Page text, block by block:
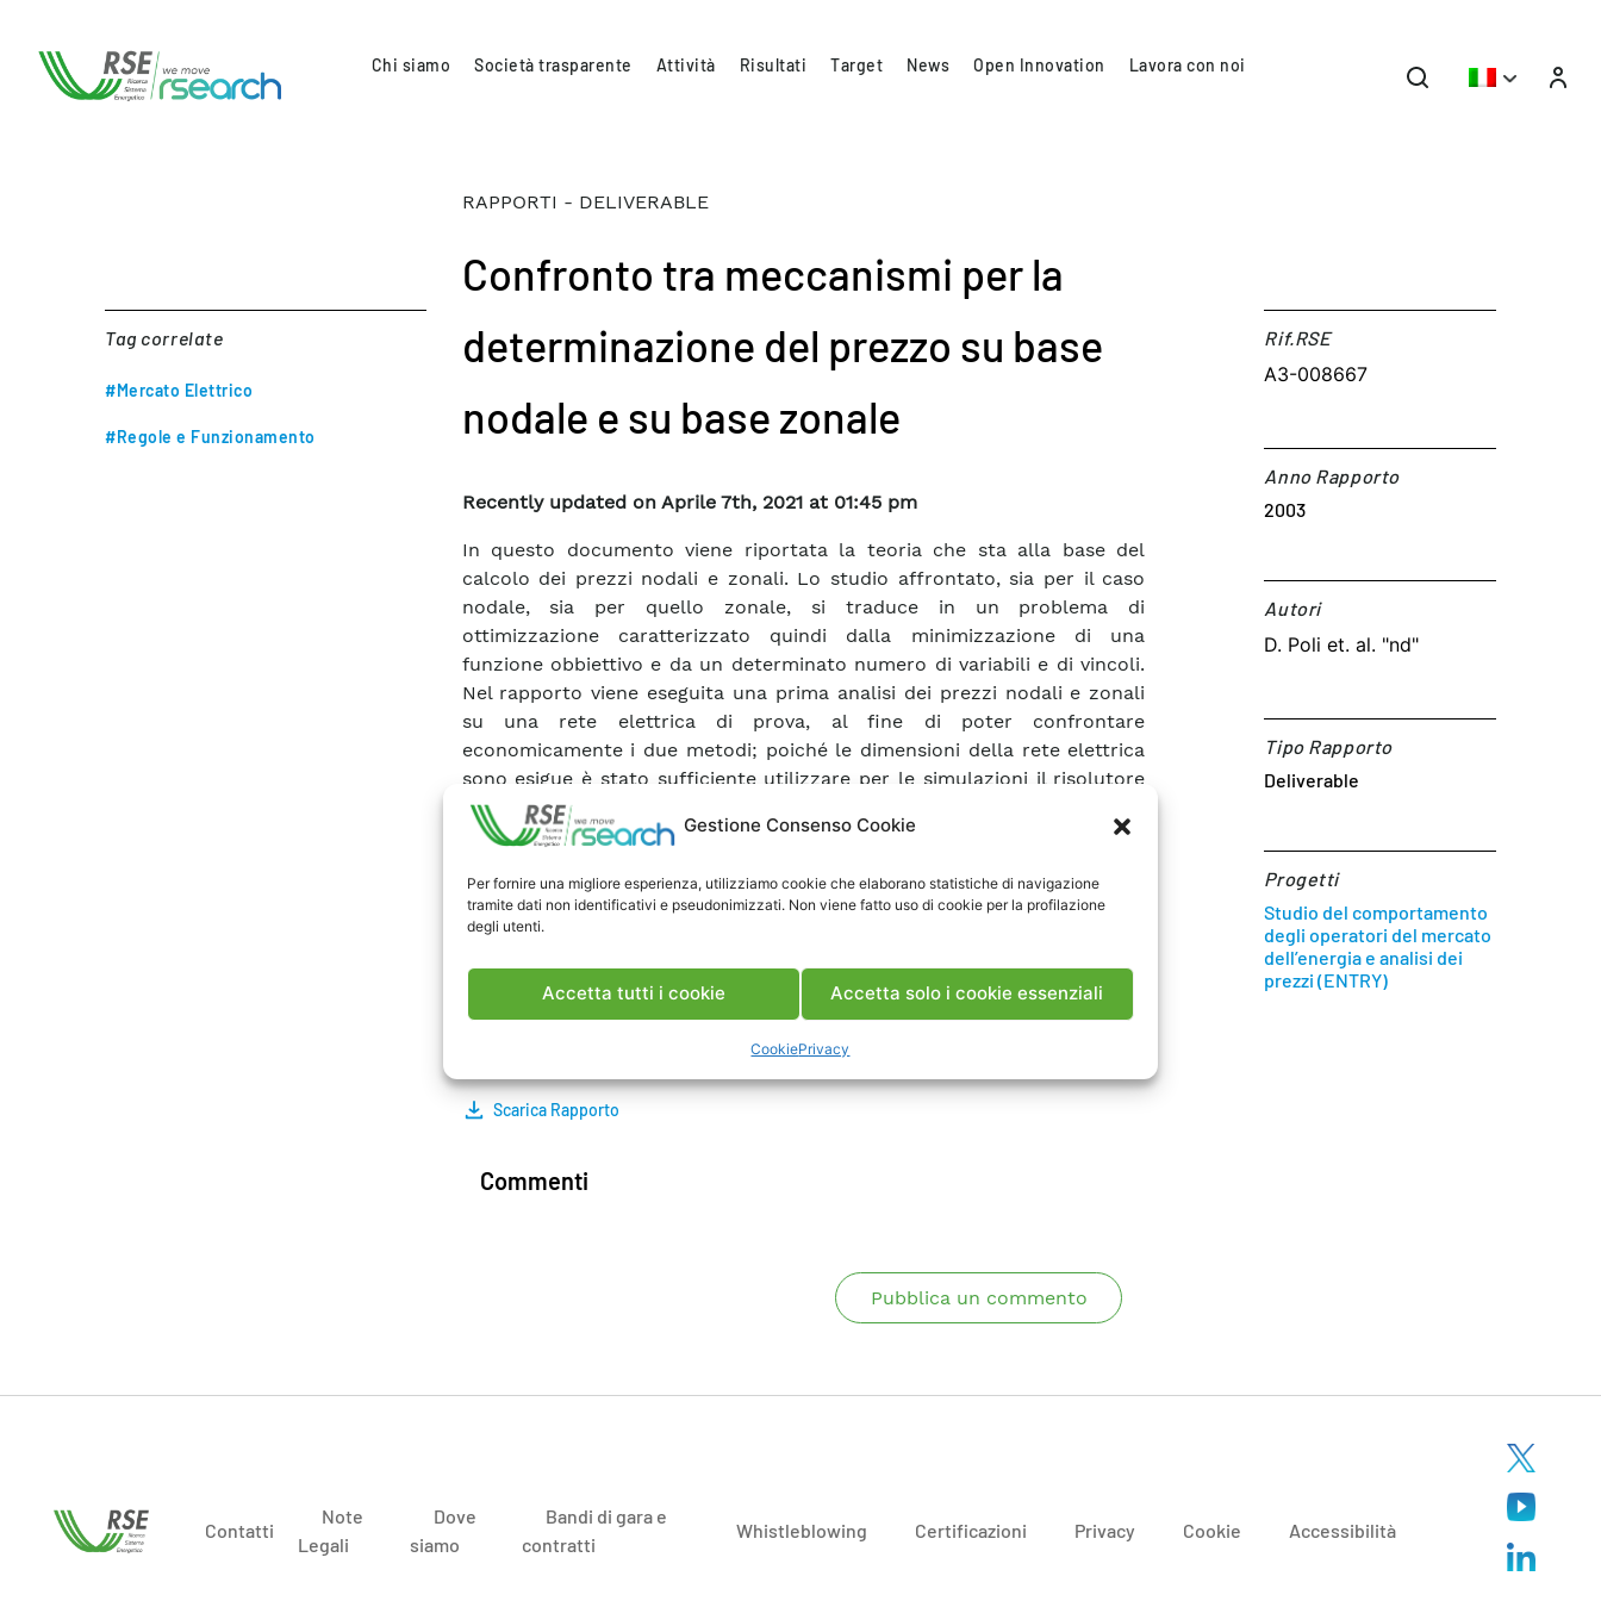
Gestione Consenso Cookie
Per fornire una migliore esperienza, utilizziamo cookie che elaborano statistiche di navigazione
tramite dati non identificativi e pseudonimizzati. Non viene fatto uso di cookie per la profilazione
degli utenti.
Accetta tutti i cookie Accetta solo i cookie essenziali
CookiePrivacy
Chi siamo Società trasparente Attività Risultati Target News Open Innovation Lavora con noi
Tag correlate
#Mercato Elettrico
#Regole e Funzionamento
RAPPORTI - DELIVERABLE
Confronto tra meccanismi per la
determinazione del prezzo su base
nodale e su base zonale
Recently updated on Aprile 7th, 2021 at 01:45 pm
In questo documento viene riportata la teoria che sta alla base del
calcolo dei prezzi nodali e zonali. Lo studio affrontato, sia per il caso
nodale, sia per quello zonale, si traduce in un problema di
ottimizzazione caratterizzato quindi dalla minimizzazione di una
funzione obbiettivo e da un determinato numero di variabili e di vincoli.
Nel rapporto viene eseguita una prima analisi dei prezzi nodali e zonali
su una rete elettrica di prova, al fine di poter confrontare
economicamente i due metodi; poiché le dimensioni della rete elettrica
sono esigue è stato sufficiente utilizzare per le simulazioni il risolutore
disponibile in Excel ® . Successivamente, chiariti i punti di maggiore
interesse sulla rete di prova, è stata eseguita un’analisi dei prezzi nodali
nazionale in condizioni di carico di punta. Per il caso nodale i prezzi sono
stati calcolati con l’ausilio di un programma di Optimal Power Flow
sviluppata in ambiente Matlab®. I due metodi vengono confrontati su di
una singola ora, sulla base di ipotizzate offerte ai costi marginali dei
Scarica Rapporto
Rif.RSE​
A3-008667
Anno Rapporto
2003
Autori​
D. Poli et. al. "nd"
Tipo Rapporto
Deliverable
Progetti
Studio del comportamento
degli operatori del mercato
dell’energia e analisi dei
prezzi (ENTRY)
Commenti
Pubblica un commento
Contatti
Note
Legali
Dove
siamo
Bandi di gara e
contratti
Whistleblowing Certificazioni Privacy Cookie Accessibilità